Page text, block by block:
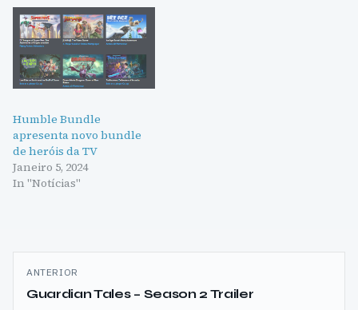
Humble Bundle
apresenta novo bundle
de heróis da TV
Janeiro 5, 2024
In "Notícias"
Navegação
de
ANTERIOR
Guardian Tales – Season 2 Trailer